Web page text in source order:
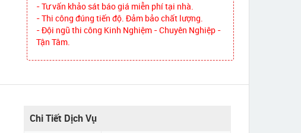
- Tư vấn khảo sát báo giá miễn phí tại nhà.
- Thi công đúng tiến độ. Đảm bảo chất lượng.
- Đội ngũ thi công Kinh Nghiệm - Chuyên Nghiệp -
Tận Tâm.
Chi Tiết Dịch Vụ